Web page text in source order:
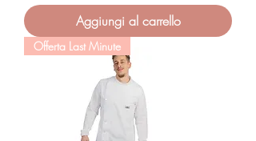
Aggiungi al carrello
Offerta Last Minute